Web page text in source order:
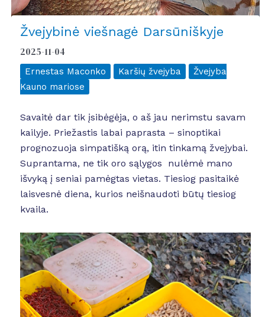
Žvejybinė viešnagė Darsūniškyje
2025-11-04
Ernestas Maconko Karšių žvejyba
Žvejyba
Kauno mariose
Savaitė dar tik įsibėgėja, o aš jau nerimstu savam
kailyje. Priežastis labai paprasta – sinoptikai
prognozuoja simpatišką orą, itin tinkamą žvejybai.
Suprantama, ne tik oro sąlygos nulėmė mano
išvyką į seniai pamėgtas vietas. Tiesiog pasitaikė
laisvesnė diena, kurios neišnaudoti būtų tiesiog
kvaila.